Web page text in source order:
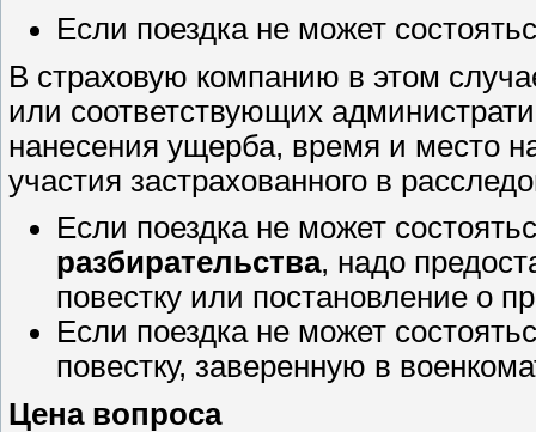
Если поездка не может
В страховую компанию в этом
или соответствующих
нанесения ущерба, время и место
участия застрахованного в
Если поездка не может
разбирательства, надо
повестку или постановление о
Если поездка не может
повестку, заверенную в
Цена вопроса